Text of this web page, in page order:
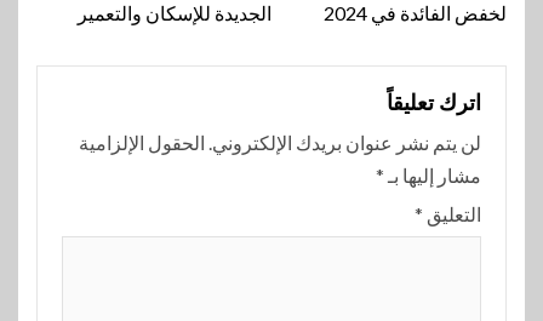
الجديدة للإسكان والتعمير
لخفض الفائدة في 2024
اترك تعليقاً
لن يتم نشر عنوان بريدك الإلكتروني. الحقول الإلزامية
مشار إليها بـ *
التعليق *